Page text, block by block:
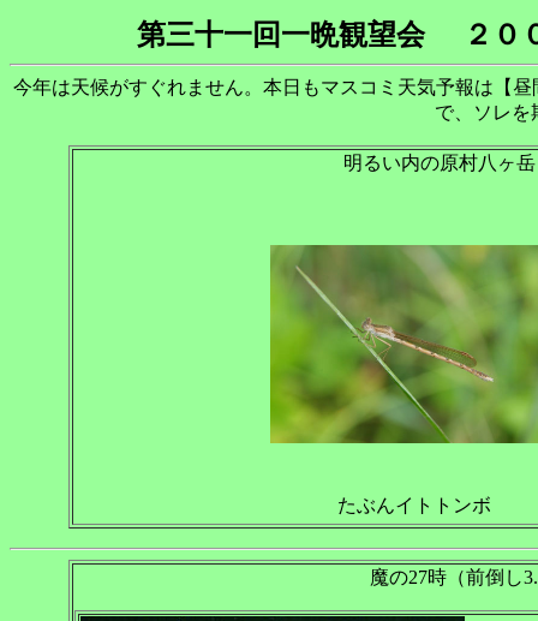
第三十一回一晩観望会 ２０
今年は天候がすぐれません。本日もマスコミ天気予報は【
で、ソレを
明るい内の原村八ヶ
たぶんイトトンボ
魔の27時（前倒